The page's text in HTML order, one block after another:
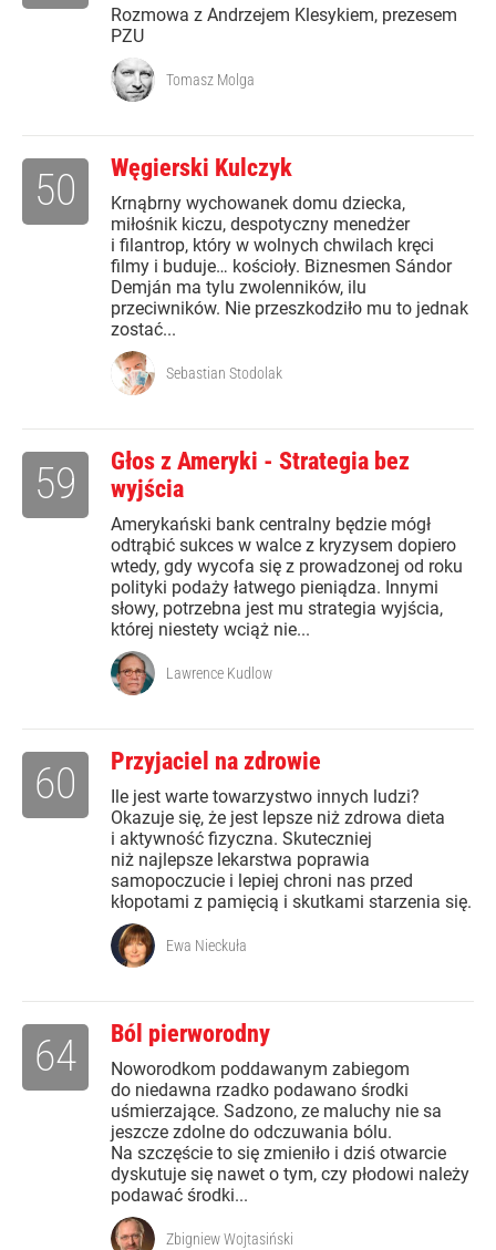
Rozmowa z Andrzejem Klesykiem, prezesem
PZU
Tomasz Molga
Węgierski Kulczyk
Krnąbrny wychowanek domu dziecka,
miłośnik kiczu, despotyczny menedżer
i filantrop, który w wolnych chwilach kręci
filmy i buduje… kościoły. Biznesmen Sándor
Demján ma tylu zwolenników, ilu
przeciwników. Nie przeszkodziło mu to jednak
zostać...
50
Sebastian Stodolak
Głos z Ameryki - Strategia bez
wyjścia
Amerykański bank centralny będzie mógł
odtrąbić sukces w walce z kryzysem dopiero
wtedy, gdy wycofa się z prowadzonej od roku
polityki podaży łatwego pieniądza. Innymi
słowy, potrzebna jest mu strategia wyjścia,
której niestety wciąż nie...
59
Lawrence Kudlow
Przyjaciel na zdrowie
Ile jest warte towarzystwo innych ludzi?
Okazuje się, że jest lepsze niż zdrowa dieta
i aktywność fizyczna. Skuteczniej
niż najlepsze lekarstwa poprawia
samopoczucie i lepiej chroni nas przed
kłopotami z pamięcią i skutkami starzenia się.
60
Ewa Nieckuła
Ból pierworodny
Noworodkom poddawanym zabiegom
do niedawna rzadko podawano środki
uśmierzające. Sadzono, ze maluchy nie sa
jeszcze zdolne do odczuwania bólu.
Na szczęście to się zmieniło i dziś otwarcie
dyskutuje się nawet o tym, czy płodowi należy
podawać środki...
64
Zbigniew Wojtasiński